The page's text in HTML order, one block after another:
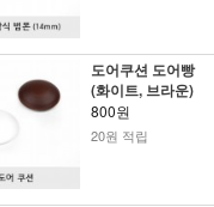
도어쿠션 도어빵
(화이트, 브라운)
800원
20원 적립